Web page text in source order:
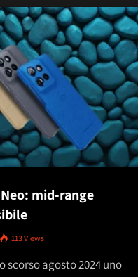
mid-range
113Views
scorso agosto 2024 uno